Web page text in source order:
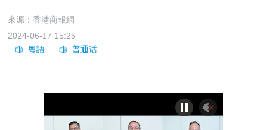
來源：香港商報網
2024-06-17 15:25